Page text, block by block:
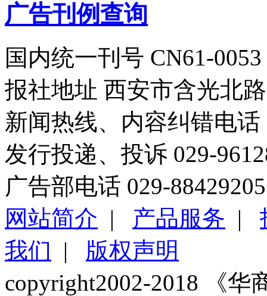
广告刊例查询
国内统一刊号 CN61-0053
报社地址 西安市含光北
新闻热线、内容纠错电话
发行投递、投诉 029-
广告部电话 029-88429205
网站简介 | 产品服务 |
我们 | 版权声明
copyright2002-2018 《华